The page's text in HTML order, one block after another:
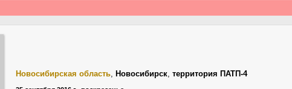
Новосибирская область, Новосибирск, территория ПАТП-4